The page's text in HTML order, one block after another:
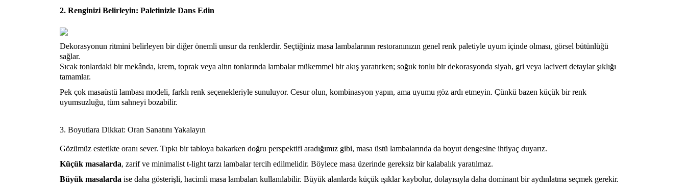
2. Renginizi Belirleyin: Paletinizle Dans Edin
Dekorasyonun ritmini belirleyen bir diğer önemli unsur da renklerdir. Seçtiğiniz masa lambalarının restoranınızın genel renk paletiyle uyum içinde olması, görsel bütünlüğü
sağlar.
Sıcak tonlardaki bir mekânda, krem, toprak veya altın tonlarında lambalar mükemmel bir akış yaratırken; soğuk tonlu bir dekorasyonda siyah, gri veya lacivert detaylar şıklığı
tamamlar.
Pek çok masaüstü lambası modeli, farklı renk seçenekleriyle sunuluyor. Cesur olun, kombinasyon yapın, ama uyumu göz ardı etmeyin. Çünkü bazen küçük bir renk
uyumsuzluğu, tüm sahneyi bozabilir.
3. Boyutlara Dikkat: Oran Sanatını Yakalayın
Gözümüz estetikte oranı sever. Tıpkı bir tabloya bakarken doğru perspektifi aradığımız gibi, masa üstü lambalarında da boyut dengesine ihtiyaç duyarız.
Küçük masalarda, zarif ve minimalist t-light tarzı lambalar tercih edilmelidir. Böylece masa üzerinde gereksiz bir kalabalık yaratılmaz.
Büyük masalarda ise daha gösterişli, hacimli masa lambaları kullanılabilir. Büyük alanlarda küçük ışıklar kaybolur, dolayısıyla daha dominant bir aydınlatma seçmek gerekir.